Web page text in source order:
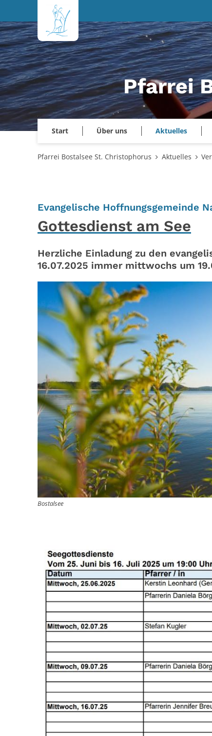
Zum Inhalt springen
Pfarrei
Start Über uns Aktuelles
Pfarrei Bostalsee St. Christophorus Aktuelles
Evangelische Hoffnungsgemeinde
Gottesdienst am See
Herzliche Einladung zu den
16.07.2025 immer mittwochs um
Bostalsee